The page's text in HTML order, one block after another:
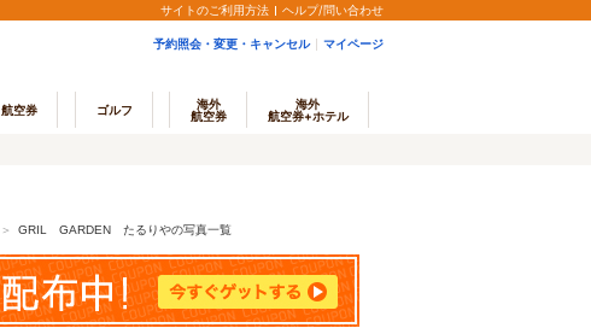
サイトのご利用方法 ヘルプ/問い合わせ
予約照会・変更・キャンセル マイページ
航空券 ゴルフ
海外
航空券
海外
航空券+ホテル
＞ GRIL GARDEN たるりやの写真一覧